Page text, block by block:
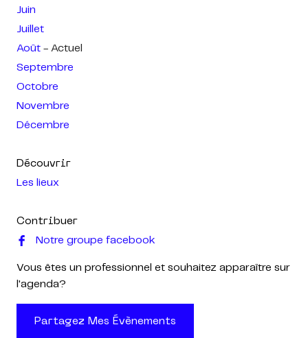
Juin
Juillet
Août - Actuel
Septembre
Octobre
Novembre
Décembre
Découvrir
Les lieux
Contribuer
Notre groupe facebook
Vous êtes un professionnel et souhaitez apparaître sur
l'agenda?
Partagez Mes Évènements